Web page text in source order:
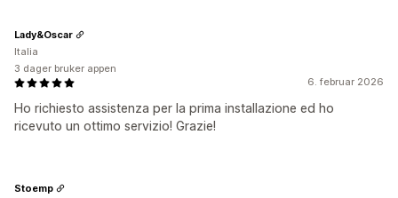
6. februar 2026
Ho richiesto assistenza per la prima installazione ed ho
ricevuto un ottimo servizio! Grazie!
Lady&Oscar
Italia
3 dager bruker appen
Stoemp